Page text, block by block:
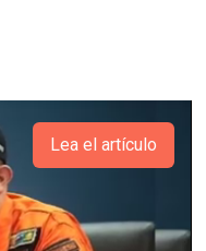
Lea el artículo